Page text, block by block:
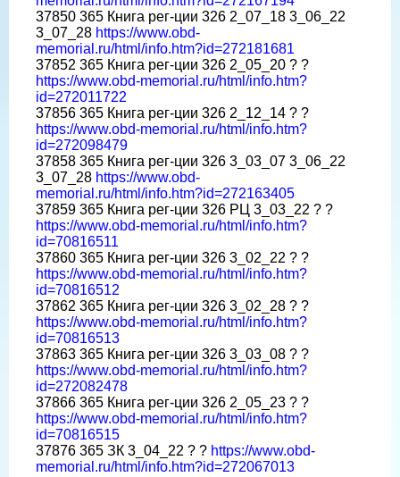
37850 365 Книга рег-ции 326 2_07_18 3_06_22
3_07_28 https://www.obd-
memorial.ru/html/info.htm?id=272181681
37852 365 Книга рег-ции 326 2_05_20 ? ?
https://www.obd-memorial.ru/html/info.htm?
id=272011722
37856 365 Книга рег-ции 326 2_12_14 ? ?
https://www.obd-memorial.ru/html/info.htm?
id=272098479
37858 365 Книга рег-ции 326 3_03_07 3_06_22
3_07_28 https://www.obd-
memorial.ru/html/info.htm?id=272163405
37859 365 Книга рег-ции 326 РЦ 3_03_22 ? ?
https://www.obd-memorial.ru/html/info.htm?
id=70816511
37860 365 Книга рег-ции 326 3_02_22 ? ?
https://www.obd-memorial.ru/html/info.htm?
id=70816512
37862 365 Книга рег-ции 326 3_02_28 ? ?
https://www.obd-memorial.ru/html/info.htm?
id=70816513
37863 365 Книга рег-ции 326 3_03_08 ? ?
https://www.obd-memorial.ru/html/info.htm?
id=272082478
37866 365 Книга рег-ции 326 2_05_23 ? ?
https://www.obd-memorial.ru/html/info.htm?
id=70816515
37876 365 ЗК 3_04_22 ? ? https://www.obd-
memorial.ru/html/info.htm?id=272067013